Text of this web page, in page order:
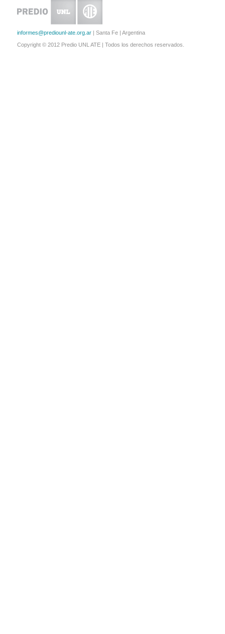
informes@prediounl-ate.org.ar | Santa Fe | Argentina
Copyright © 2012 Predio UNL ATE | Todos los derechos reservados.